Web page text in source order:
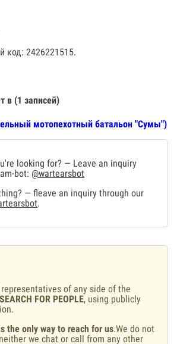
код: 2426221515.
в (1 записей)
мотопехотный батальон "Сумы")
looking for? — Leave an inquiry
bot: @wartearsbot
— fleave an inquiry through our
.
of any side of the
FOR PEOPLE, using publicly
the only way to reach for us.We do not
we chat or call from any other